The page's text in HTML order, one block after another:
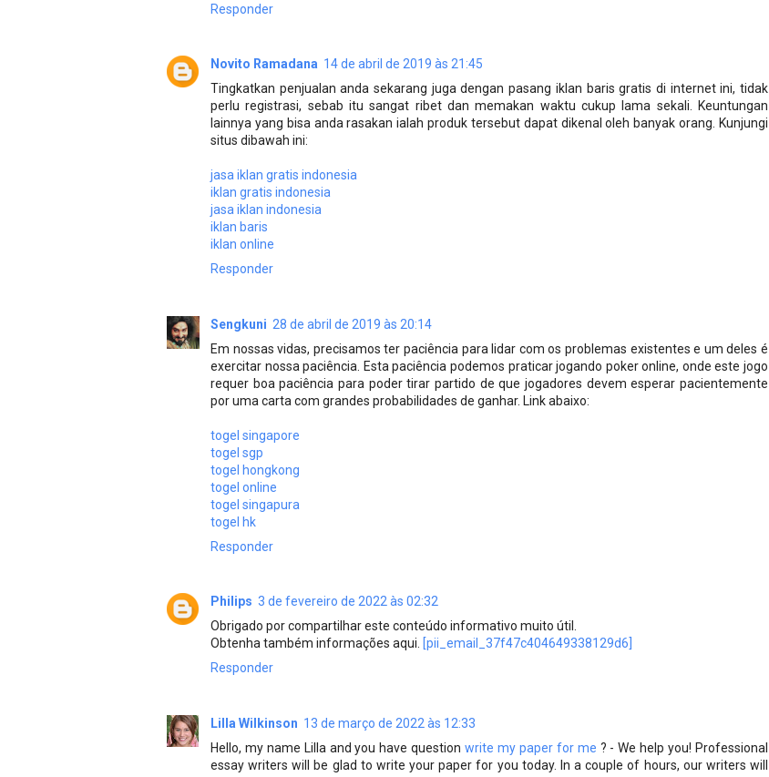
Responder
Novito Ramadana 14 de abril de 2019 às 21:45
Tingkatkan penjualan anda sekarang juga dengan pasang iklan baris gratis di internet ini, tidak
perlu registrasi, sebab itu sangat ribet dan memakan waktu cukup lama sekali. Keuntungan
lainnya yang bisa anda rasakan ialah produk tersebut dapat dikenal oleh banyak orang. Kunjungi
situs dibawah ini:
jasa iklan gratis indonesia
iklan gratis indonesia
jasa iklan indonesia
iklan baris
iklan online
Responder
Sengkuni 28 de abril de 2019 às 20:14
Em nossas vidas, precisamos ter paciência para lidar com os problemas existentes e um deles é
exercitar nossa paciência. Esta paciência podemos praticar jogando poker online, onde este jogo
requer boa paciência para poder tirar partido de que jogadores devem esperar pacientemente
por uma carta com grandes probabilidades de ganhar. Link abaixo:
togel singapore
togel sgp
togel hongkong
togel online
togel singapura
togel hk
Responder
Philips 3 de fevereiro de 2022 às 02:32
Obrigado por compartilhar este conteúdo informativo muito útil.
Obtenha também informações aqui. [pii_email_37f47c404649338129d6]
Responder
Lilla Wilkinson 13 de março de 2022 às 12:33
Hello, my name Lilla and you have questionwrite my paper for me ? - We help you! Professional
essay writers will be glad to write your paper for you today. In a couple of hours, our writers will